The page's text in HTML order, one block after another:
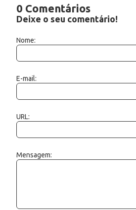
0 Comentários
Deixe o seu comentário!
Nome:
E-mail:
URL:
Mensagem: